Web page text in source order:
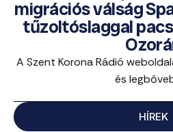
migrációs válság
tűzoltóslaggal
A Szent Korona Rádió
és
HÍREK